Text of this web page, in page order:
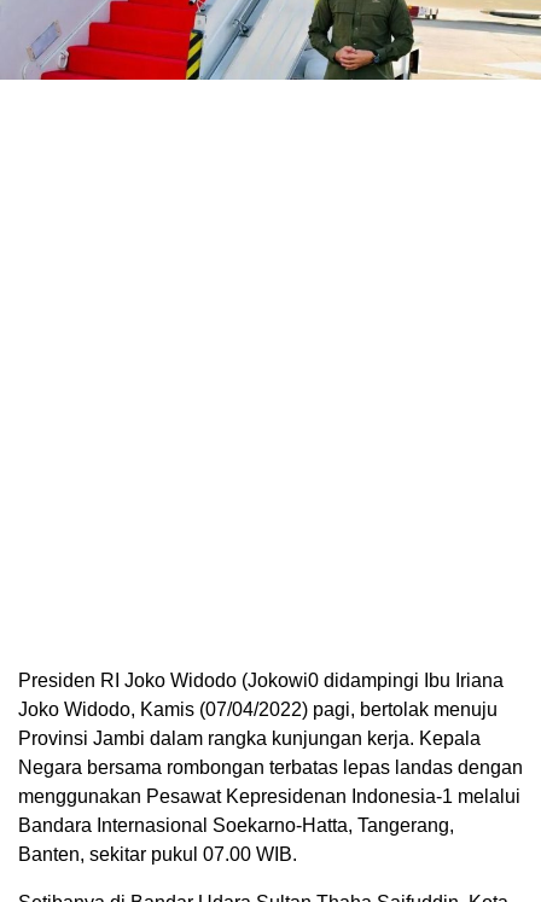
Presiden RI Joko Widodo (Jokowi0 didampingi Ibu Iriana
Joko Widodo, Kamis (07/04/2022) pagi, bertolak menuju
Provinsi Jambi dalam rangka kunjungan kerja. Kepala
Negara bersama rombongan terbatas lepas landas dengan
menggunakan Pesawat Kepresidenan Indonesia-1 melalui
Bandara Internasional Soekarno-Hatta, Tangerang,
Banten, sekitar pukul 07.00 WIB.